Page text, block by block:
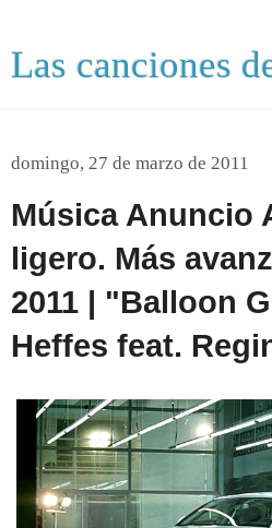
Las canciones
domingo, 27 de marzo de 2011
Música Anuncio
ligero. Más
2011 | "Balloon
Heffes feat.